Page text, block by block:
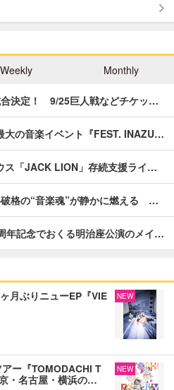
Weekly Monthly
合決定！ 9/25巨人戦などチケッ…
大の音楽イベント『FEST. INAZU…
ス「JACK LION」存続支援ライ…
格の“音楽魂”が静かに燃える …
年記念でおくる明治座公演のメイ…
月ぶりニューEP『VIE
NEW
ー『TOMODACHI T
・名古屋・横浜の…
NEW